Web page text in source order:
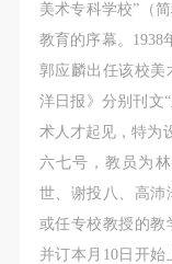
美术专科学校”（
教育的序幕。1938
郭应麟出任该校美
洋日报》分别刊文
术人才起见，特为
六七号，教员为
世、谢投八、高沛
或任专校教授的教
并订本月10日开